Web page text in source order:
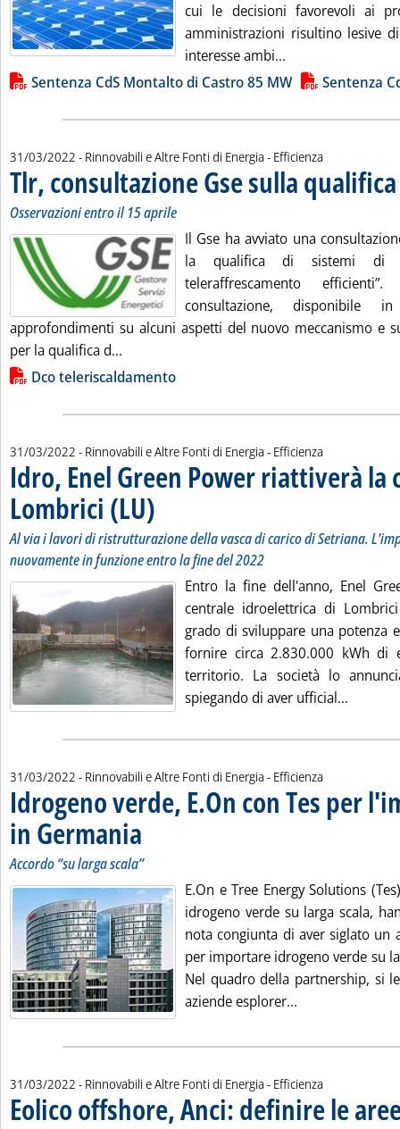
cui le decisioni favorevoli ai
amministrazioni risultino lesive
interesse ambi...
Lista allegati PDF alla notizia
Sentenza CdS Montalto di Castro 85 MW Sentenza
31/03/2022 - Rinnovabili e Altre Fonti di Energia - Efficienza
Tlr, consultazione Gse sulla
Osservazioni entro il 15 aprile
Il Gse ha avviato una
la qualifica di sistemi di
teleraffrescamento
consultazione, disponibile
approfondimenti su alcuni aspetti del nuovo meccanismo e
per la qualifica d...
Lista allegati PDF alla notizia
Dco teleriscaldamento
31/03/2022 - Rinnovabili e Altre Fonti di Energia - Efficienza
Idro, Enel Green Power riattiverà la
Lombrici (LU)
Al via i lavori di ristrutturazione della vasca di carico di Setriana.
nuovamente in funzione entro la fine del 2022
Entro la fine dell'anno, Enel
centrale idroelettrica di
grado di sviluppare una potenza
fornire circa 2.830.000 kWh di
territorio. La società lo
spiegando di aver ufficial...
31/03/2022 - Rinnovabili e Altre Fonti di Energia - Efficienza
Idrogeno verde, E.On con Tes per
in Germania . Pubblicata giovedì 31 marzo 2022 alle 11.16.
Accordo “su larga scala”
E.On e Tree Energy Solutions
idrogeno verde su larga scala,
nota congiunta di aver siglato un
per importare idrogeno verde su
Nel quadro della partnership, si
aziende esplorer...
31/03/2022 - Rinnovabili e Altre Fonti di Energia - Efficienza
Eolico offshore, Anci: definire le